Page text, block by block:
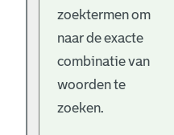
zoektermen om
naar de exacte
combinatie van
woorden te
zoeken.